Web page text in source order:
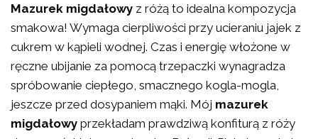
Mazurek migdałowy z różą to idealna kompozycja
smakowa! Wymaga cierpliwości przy ucieraniu jajek z
cukrem w kąpieli wodnej. Czas i energię włożone w
ręczne ubijanie za pomocą trzepaczki wynagradza
spróbowanie ciepłego, smacznego kogla-mogla,
jeszcze przed dosypaniem mąki. Mój mazurek
migdałowy przekładam prawdziwą konfiturą z róży